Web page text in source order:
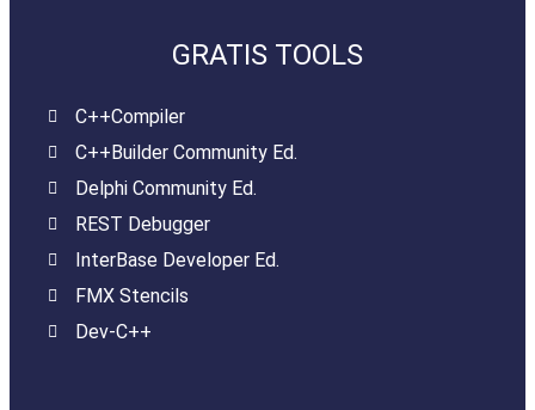
GRATIS TOOLS
C++Compiler
C++Builder Community Ed.
Delphi Community Ed.
REST Debugger
InterBase Developer Ed.
FMX Stencils
Dev-C++